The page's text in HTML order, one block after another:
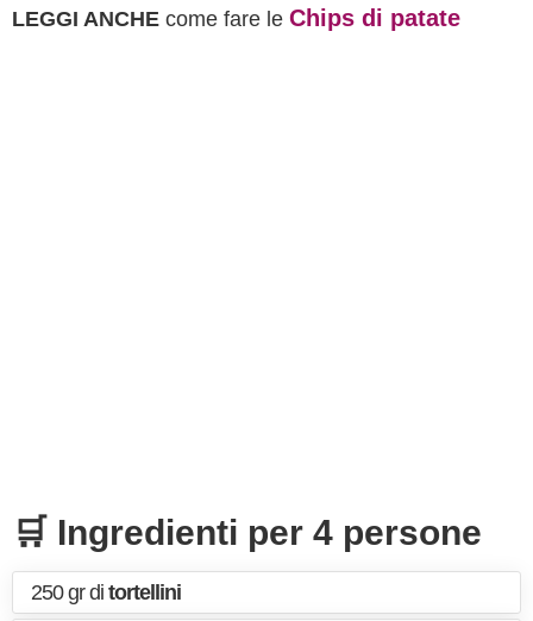
LEGGI ANCHE come fare le Chips di patate
🛒 Ingredienti per 4 persone
250 gr di tortellini